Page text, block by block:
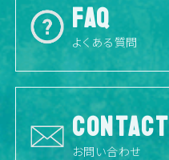
FAQ
よくある質問
CONTACT
お問い合わせ